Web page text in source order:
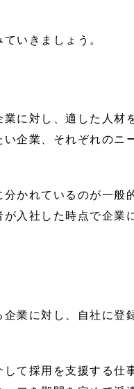
いきましょう。
に対し、適した人材
企業、それぞれのニ
かれているのが一般
入社した時点で企業
業に対し、自社に登
て採用を支援する仕